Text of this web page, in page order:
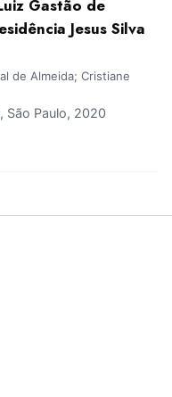
Gastão de
Jesus Silva
de Almeida; Cristiane
São Paulo, 2020